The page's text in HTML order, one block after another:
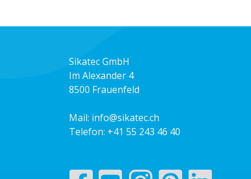
Sikatec GmbH
Im Alexander 4
8500 Frauenfeld
Mail: info@sikatec.ch
Telefon: +41 55 243 46 40